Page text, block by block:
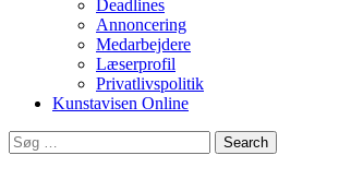
Deadlines
Annoncering
Medarbejdere
Læserprofil
Privatlivspolitik
Kunstavisen Online
Search
for: